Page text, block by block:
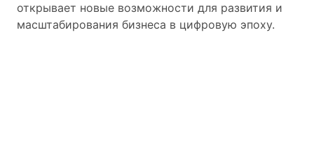
открывает новые возможности для развития и
масштабирования бизнеса в цифровую эпоху.